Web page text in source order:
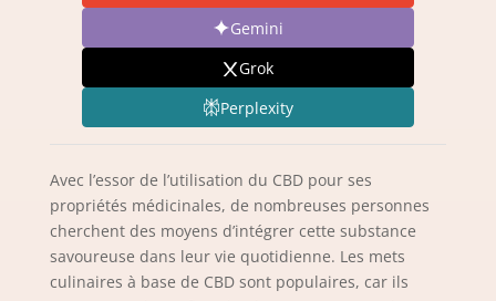
Gemini
Grok
Perplexity
Avec l’essor de l’utilisation du CBD pour ses
propriétés médicinales, de nombreuses personnes
cherchent des moyens d’intégrer cette substance
savoureuse dans leur vie quotidienne. Les mets
culinaires à base de CBD sont populaires, car ils